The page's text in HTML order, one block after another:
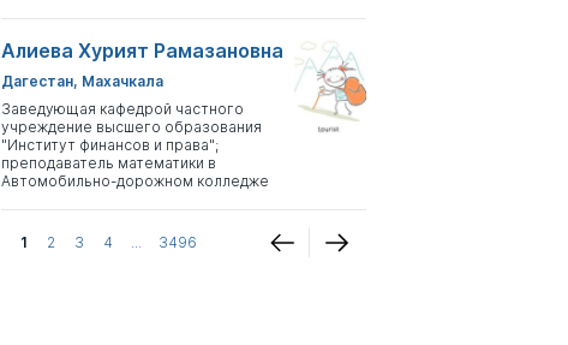
Алиева Хурият Рамазановна
Дагестан, Махачкала
Заведующая кафедрой частного
учреждение высшего образования
"Институт финансов и права";
преподаватель математики в
Автомобильно-дорожном колледже
1 2 3 4 ... 3496